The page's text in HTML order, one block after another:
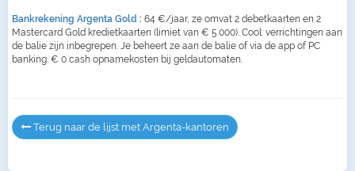
Bankrekening Argenta Gold : 64 €/jaar, ze omvat 2 debetkaarten en 2
Mastercard Gold kredietkaarten (limiet van € 5.000). Cool: verrichtingen aan
de balie zijn inbegrepen. Je beheert ze aan de balie of via de app of PC
banking. € 0 cash opnamekosten bij geldautomaten.
Terug naar de lijst met Argenta-kantoren